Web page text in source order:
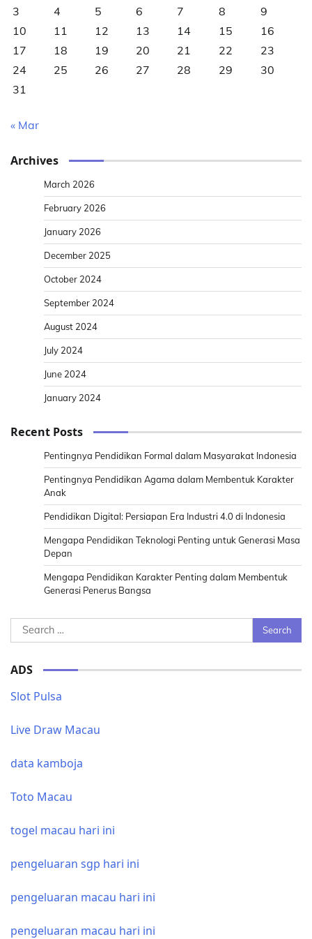
3 4 5 6 7 8
9
10
11 12 13 14 15
16
17
18 19 20 21 22
23
24
25 26 27 28 29
30
31
« Mar
Archives
March 2026
February 2026
January 2026
December 2025
October 2024
September 2024
August 2024
July 2024
June 2024
January 2024
Recent Posts
Pentingnya Pendidikan Formal dalam Masyarakat Indonesia
Pentingnya Pendidikan Agama dalam Membentuk Karakter
Anak
Pendidikan Digital: Persiapan Era Industri 4.0 di Indonesia
Mengapa Pendidikan Teknologi Penting untuk Generasi Masa
Depan
Mengapa Pendidikan Karakter Penting dalam Membentuk
Generasi Penerus Bangsa
Search
for:
ADS
Slot Pulsa
Live Draw Macau
data kamboja
Toto Macau
togel macau hari ini
pengeluaran sgp hari ini
pengeluaran macau hari ini
pengeluaran macau hari ini